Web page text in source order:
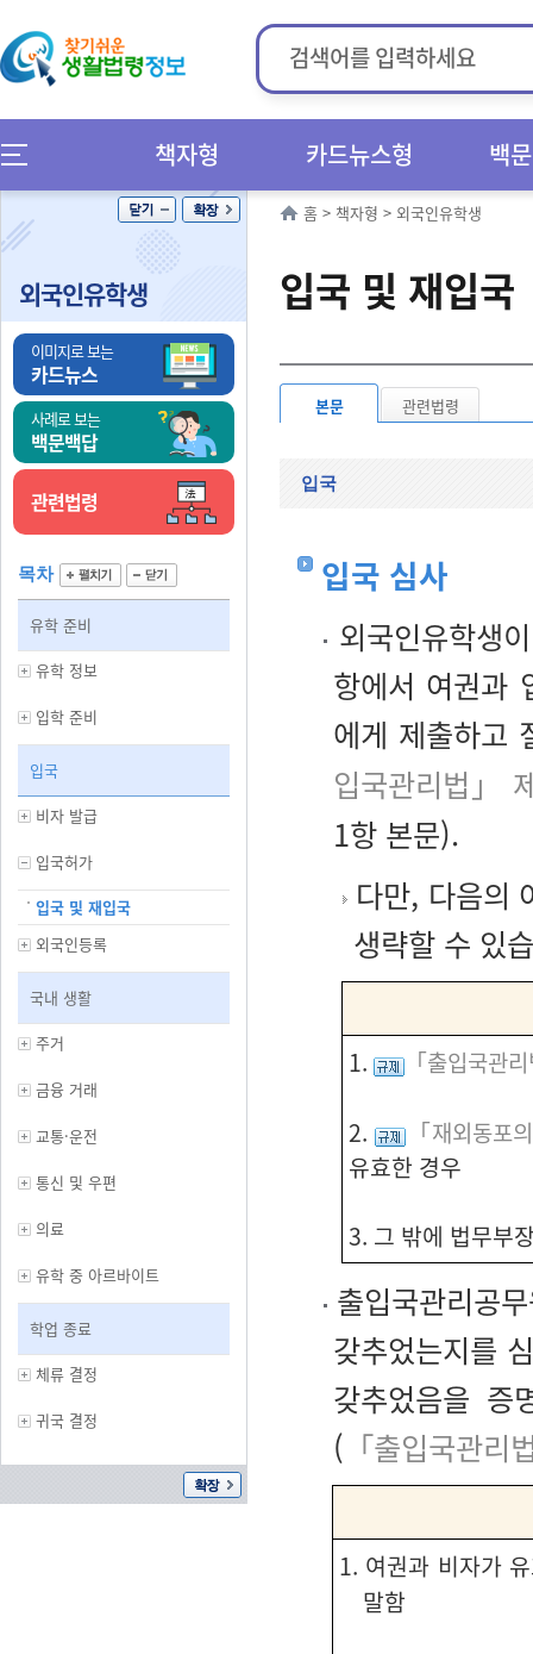
책자형 카드뉴스형 백
외국인유학생
이미지로 보는
카드뉴스
사례로 보는
백문백답
관련법령
목차
유학 준비
유학 정보
입학 준비
입국
비자 발급
입국허가
입국 및 재입국
외국인등록
국내 생활
주거
금융 거래
교통·운전
통신 및 우편
의료
유학 중 아르바이트
학업 종료
체류 결정
귀국 결정
홈 > 책자형 > 외국인유학생
입국 및 재입국
본문 관련법령
입국
입국 심사
외국인유학생
항에서 여권과
에게 제출하고
입국관리법」
1항 본문).
다만, 다음의
생략할 수 있
1. 「출입국관
2.
「재외동포
유효한 경우
3. 그 밖에 법무부
출입국관리공
갖추었는지를
갖추었음을
( 「출입국관리
1. 여권과 비자가
말함